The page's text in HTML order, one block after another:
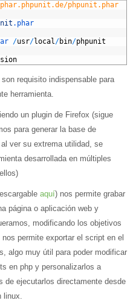
phpunit.phar
.phar
/usr/local/bin/phpunit
requisito indispensable para
herramienta.
un plugin de Firefox (sigue
para generar la base de
ver su extrema utilidad, se
desarrollada en múltiples
aquí) nos permite grabar
página o aplicación web y
modificando los objetivos
permite exportar el script en el
algo muy útil para poder modificar
en php y personalizarlos a
de ejecutarlos directamente desde
linux.